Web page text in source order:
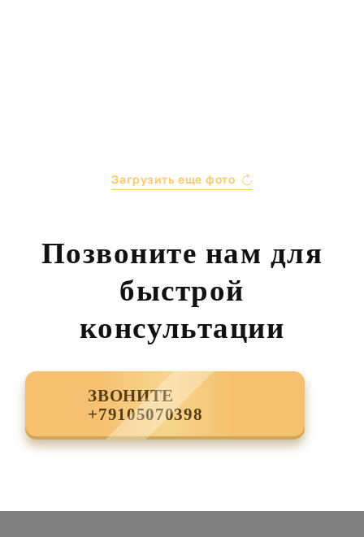
Загрузить еще фото
Позвоните нам для
быстрой
консультации
ЗВОНИТЕ
+79105070398